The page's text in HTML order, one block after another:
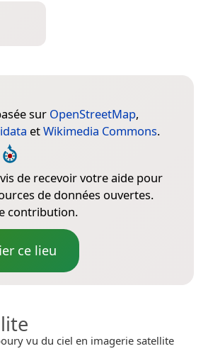
sur OpenStreetMap,
etWikimedia Commons.
de recevoir votre aide pour
de données ouvertes.
contribution.
ce lieu
vu du ciel en imagerie satellite